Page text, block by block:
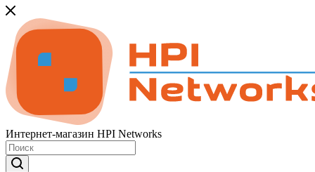
Интернет-магазин HPI Networks